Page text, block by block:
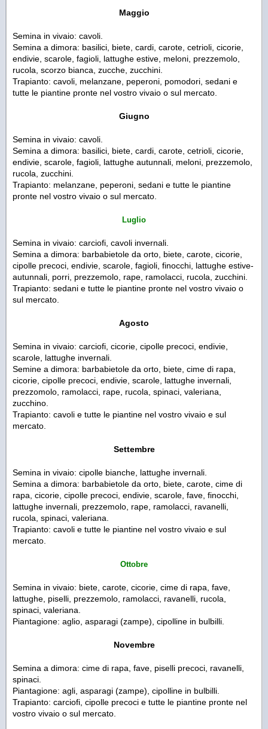
Maggio
Semina in vivaio: cavoli.
Semina a dimora: basilici, biete, cardi, carote, cetrioli, cicorie,
endivie, scarole, fagioli, lattughe estive, meloni, prezzemolo,
rucola, scorzo bianca, zucche, zucchini.
Trapianto: cavoli, melanzane, peperoni, pomodori, sedani e
tutte le piantine pronte nel vostro vivaio o sul mercato.
Giugno
Semina in vivaio: cavoli.
Semina a dimora: basilici, biete, cardi, carote, cetrioli, cicorie,
endivie, scarole, fagioli, lattughe autunnali, meloni, prezzemolo,
rucola, zucchini.
Trapianto: melanzane, peperoni, sedani e tutte le piantine
pronte nel vostro vivaio o sul mercato.
Luglio
Semina in vivaio: carciofi, cavoli invernali.
Semina a dimora: barbabietole da orto, biete, carote, cicorie,
cipolle precoci, endivie, scarole, fagioli, finocchi, lattughe estive-
autunnali, porri, prezzemolo, rape, ramolacci, rucola, zucchini.
Trapianto: sedani e tutte le piantine pronte nel vostro vivaio o
sul mercato.
Agosto
Semina in vivaio: carciofi, cicorie, cipolle precoci, endivie,
scarole, lattughe invernali.
Semine a dimora: barbabietole da orto, biete, cime di rapa,
cicorie, cipolle precoci, endivie, scarole, lattughe invernali,
prezzomolo, ramolacci, rape, rucola, spinaci, valeriana,
zucchino.
Trapianto: cavoli e tutte le piantine nel vostro vivaio e sul
mercato.
Settembre
Semina in vivaio: cipolle bianche, lattughe invernali.
Semina a dimora: barbabietole da orto, biete, carote, cime di
rapa, cicorie, cipolle precoci, endivie, scarole, fave, finocchi,
lattughe invernali, prezzemolo, rape, ramolacci, ravanelli,
rucola, spinaci, valeriana.
Trapianto: cavoli e tutte le piantine nel vostro vivaio e sul
mercato.
Ottobre
Semina in vivaio: biete, carote, cicorie, cime di rapa, fave,
lattughe, piselli, prezzemolo, ramolacci, ravanelli, rucola,
spinaci, valeriana.
Piantagione: aglio, asparagi (zampe), cipolline in bulbilli.
Novembre
Semina a dimora: cime di rapa, fave, piselli precoci, ravanelli,
spinaci.
Piantagione: agli, asparagi (zampe), cipolline in bulbilli.
Trapianto: carciofi, cipolle precoci e tutte le piantine pronte nel
vostro vivaio o sul mercato.